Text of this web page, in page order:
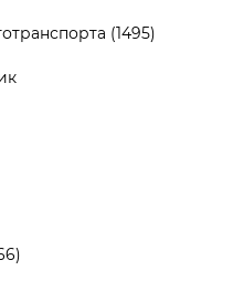
(1495)